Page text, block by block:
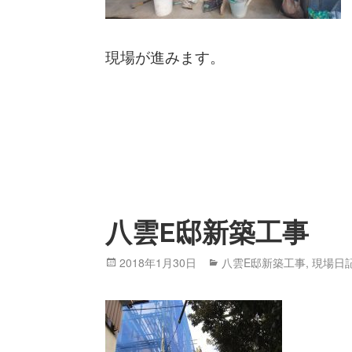
現場が進みます。
八雲E邸新築工事
Posted
2018年1月30日 Categories
八雲E邸新築工事,現場日